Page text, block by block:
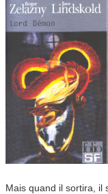
Mais quand il sortira, il